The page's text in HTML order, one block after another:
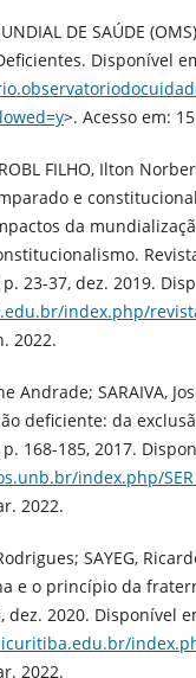
DE SAÚDE
Disponível
>. Acesso em:
ROBL FILHO, Ilton
e
da
p. 23-37, dez. 2019.
index.php/
2022.
Andrade; SARAIVA,
deficiente: da
168-185, 2017.
index.php/
2022.
SAYEG,
e o princípio da
dez. 2020. Disponível
2022.